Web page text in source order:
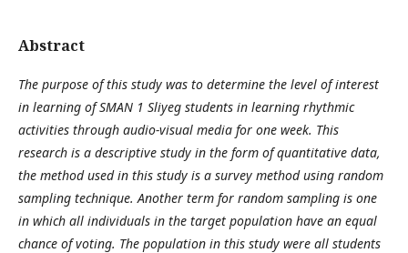
Abstract
The purpose of this study was to determine the level of interest
in learning of SMAN 1 Sliyeg students in learning rhythmic
activities through audio-visual media for one week. This
research is a descriptive study in the form of quantitative data,
the method used in this study is a survey method using random
sampling technique. Another term for random sampling is one
in which all individuals in the target population have an equal
chance of voting. The population in this study were all students